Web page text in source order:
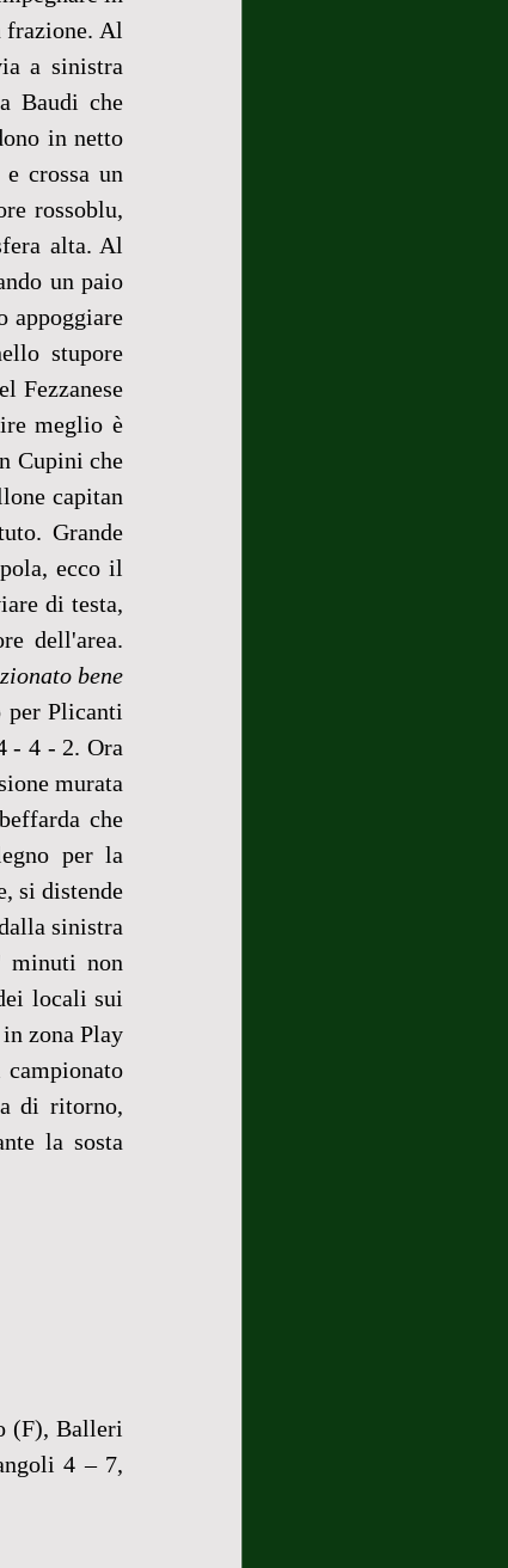
frazione. Al
a sinistra
Baudi che
in netto
crossa un
rossoblu,
alta. Al
un paio
appoggiare
stupore
Fezzanese
meglio è
Cupini che
capitan
Grande
ecco il
di testa,
dell'area.
bene
per Plicanti
- 4 - 2. Ora
murata
che
per la
si distende
sinistra
minuti non
locali sui
zona Play
di ritorno,
la sosta
(F), Balleri
4 – 7,